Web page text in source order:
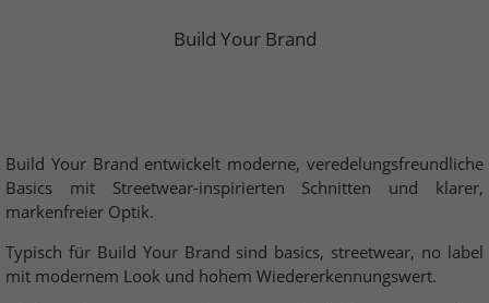
Build Your Brand
Build Your Brand entwickelt moderne, veredelungsfreundliche
Basics mit Streetwear-inspirierten Schnitten und klarer,
markenfreier Optik.
Typisch für Build Your Brand sind basics, streetwear, no label
mit modernem Look und hohem Wiedererkennungswert.